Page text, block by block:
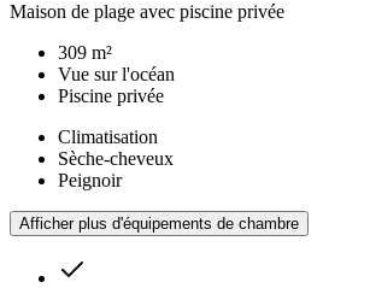
Maison de plage avec piscine privée
309 m²
Vue sur l'océan
Piscine privée
Climatisation
Sèche-cheveux
Peignoir
Afficher plus d'équipements de chambre